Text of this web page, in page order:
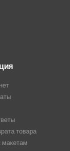
товара
макетам